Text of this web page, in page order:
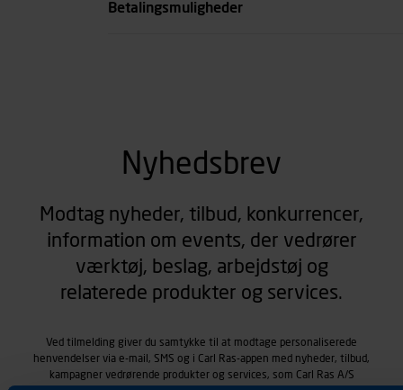
Betalingsmuligheder
Nyhedsbrev
Modtag nyheder, tilbud, konkurrencer,
information om events, der vedrører
værktøj, beslag, arbejdstøj og
relaterede produkter og services.
Ved tilmelding giver du samtykke til at modtage personaliserede
henvendelser via e-mail, SMS og i Carl Ras-appen med nyheder, tilbud,
kampagner vedrørende produkter og services, som Carl Ras A/S